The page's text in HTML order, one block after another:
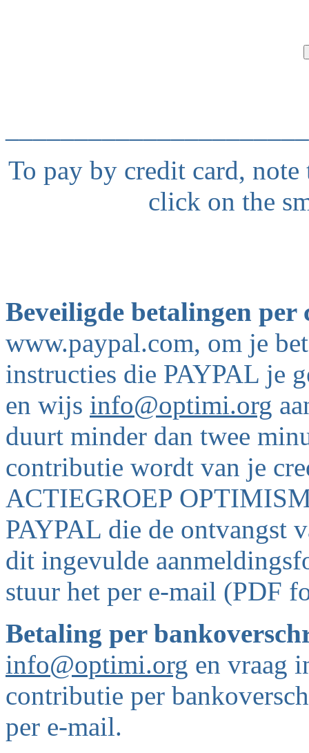
To pay by credit card,
click on the
Beveiligde betalingen
www.paypal.com, om je
instructies die PAYPAL je
en wijs info@optimi.org
duurt minder dan twee
contributie wordt van je
ACTIEGROEP
PAYPAL die de ontvangst
dit ingevulde
stuur het per e-mail (PDF
Betaling per
info@optimi.org en vraag
contributie per
per e-mail.